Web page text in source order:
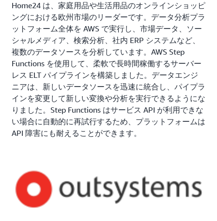
Home24 は、家庭用品や生活用品のオンラインショッピ
ングにおける欧州市場のリーダーです。データ分析プラ
ットフォーム全体を AWS で実行し、市場データ、ソー
シャルメディア、検索分析、社内 ERP システムなど、
複数のデータソースを分析しています。AWS Step
Functions を使用して、柔軟で長時間稼働するサーバー
レス ELT パイプラインを構築しました。データエンジ
ニアは、新しいデータソースを迅速に統合し、パイプラ
インを変更して新しい変換や分析を実行できるようにな
りました。Step Functions はサービス API が利用できな
い場合に自動的に再試行するため、プラットフォームは
API 障害にも耐えることができます。